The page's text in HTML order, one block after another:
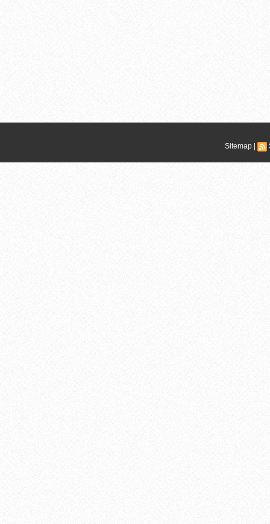
Sitemap |